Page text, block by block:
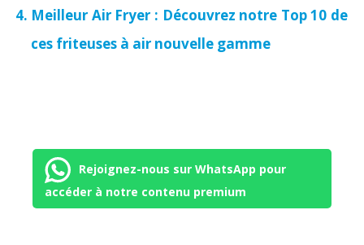
Meilleur Air Fryer : Découvrez notre Top 10 de
ces friteuses à air nouvelle gamme
Rejoignez-nous sur WhatsApp pour
accéder à notre contenu premium